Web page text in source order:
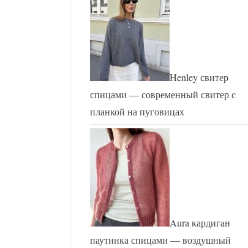
Henley свитер
спицами — современный свитер с
планкой на пуговицах
Aura кардиган
паутинка спицами — воздушный